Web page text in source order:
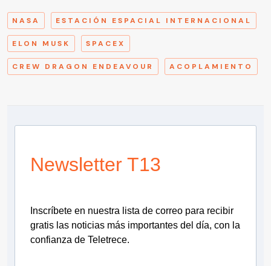
NASA ESTACIÓN ESPACIAL INTERNACIONAL
ELON MUSK SPACEX
CREW DRAGON ENDEAVOUR ACOPLAMIENTO
Newsletter T13
Inscríbete en nuestra lista de correo para recibir
gratis las noticias más importantes del día, con la
confianza de Teletrece.